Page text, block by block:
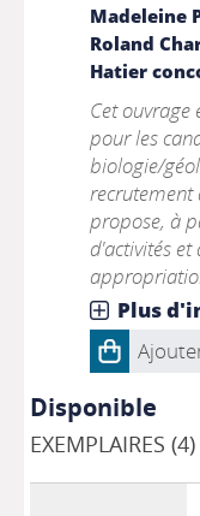
Madeleine
Roland
Hatier
Cet
pour les
biologie/
recrutement
propose, à
d'activités et
Plus
Disponible
EXEMPLAIRES (4)